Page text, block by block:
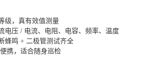
级，真有效值测量
电压 / 电流、电阻、电容、频率、温度
蜂鸣 + 二极管测试齐全
携，适合随身巡检